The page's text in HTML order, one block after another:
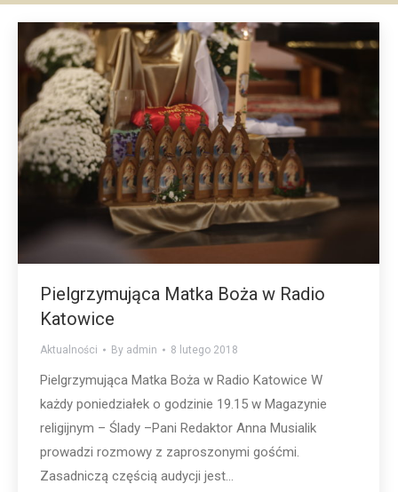
Pielgrzymująca Matka Boża w Radio
Katowice
Aktualności By admin 8 lutego 2018
Pielgrzymująca Matka Boża w Radio Katowice W
każdy poniedziałek o godzinie 19.15 w Magazynie
religijnym – Ślady –Pani Redaktor Anna Musialik
prowadzi rozmowy z zaproszonymi gośćmi.
Zasadniczą częścią audycji jest…